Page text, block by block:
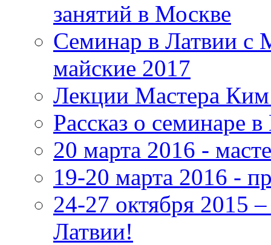
занятий в Москве
Семинар в Латвии
майские 2017
Лекции Мастера
Рассказ о семинаре
20 марта 2016 -
19-20 марта 2016 -
24-27 октября 2015
Латвии!